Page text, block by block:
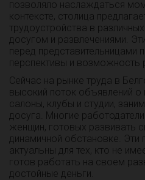
позволяло наслаждаться
контексте, столица
трудоустройства в
досугом и развлечениями.
перед представительницами
перспективы и возможность
Сейчас на рынке труда в
высокий поток объявлений о
салоны, клубы и студии,
досуга. Многие
женщин, готовых развивать
динамичной обстановке.
актуальны для тех, кто не
готов работать на своем
достойные деньги.